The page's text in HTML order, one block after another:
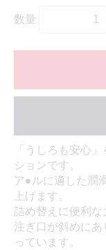
数量
「うしろも安心
ションです。
ア●ルに適した潤
上げます。
詰め替えに便利な
注ぎ口が斜めに
っています。